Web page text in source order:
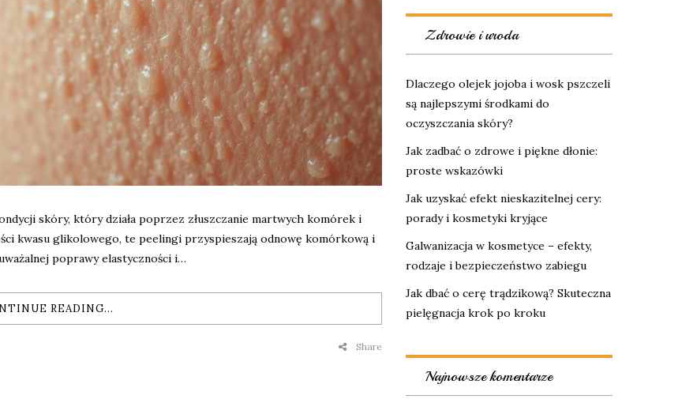
skóry, który działa poprzez złuszczanie martwych komórek i
kwasu glikolowego, te peelingi przyspieszają odnowę komórkową i
poprawy elastyczności i…
READING...
Share
Zdrowie i uroda
Dlaczego olejek jojoba i wosk pszczeli
są najlepszymi środkami do
oczyszczania skóry?
Jak zadbać o zdrowe i piękne dłonie:
proste wskazówki
Jak uzyskać efekt nieskazitelnej cery:
porady i kosmetyki kryjące
Galwanizacja w kosmetyce – efekty,
rodzaje i bezpieczeństwo zabiegu
Jak dbać o cerę trądzikową? Skuteczna
pielęgnacja krok po kroku
Najnowsze komentarze